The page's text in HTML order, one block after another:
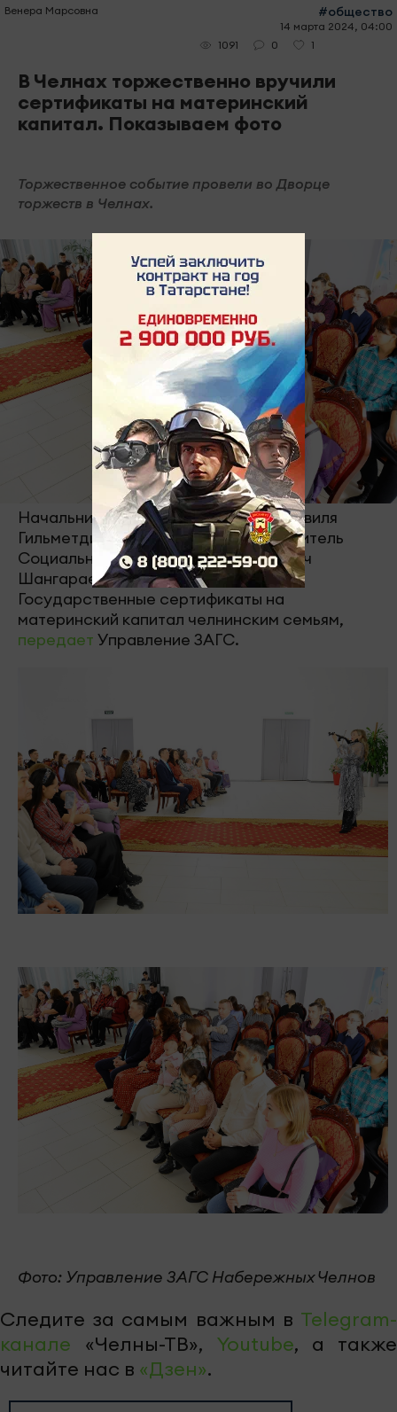
Венера Марсовна #общество
14 марта 2024, 04:00
1091
0 1
В Челнах торжественно вручили
сертификаты на материнский
капитал. Показываем фото
Торжественное событие провели во Дворце
торжеств в Челнах.
Начальник МКУ Управление ЗАГС Равиля
Гильметдиновна Зарипова и руководитель
Социального фонда Руслан Раифович
Шангараев торжественно вручили
Государственные сертификаты на
материнский капитал челнинским семьям,
передает Управление ЗАГС.
Фото: Управление ЗАГС Набережных Челнов
Следите за самым важным в Telegram-
канале «Челны-ТВ», Youtube, а также
читайте нас в «Дзен».